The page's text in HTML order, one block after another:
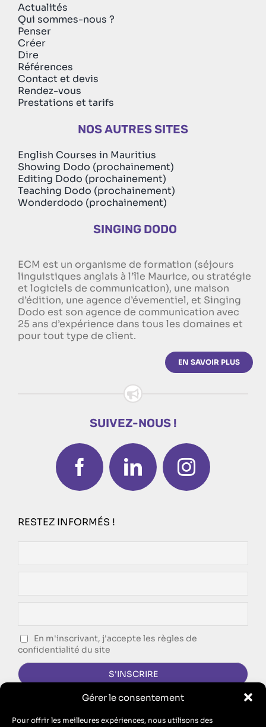
Gérer le consentement
Pour offrir les meilleures expériences, nous utilisons des
Actualités
Qui sommes-nous ?
Penser
Créer
Dire
Références
Contact et devis
Rendez-vous
Prestations et tarifs
NOS AUTRES SITES
English Courses in Mauritius
Showing Dodo (prochainement)
Editing Dodo (prochainement)
Teaching Dodo (prochainement)
Wonderdodo (prochainement)
SINGING DODO
ECM est un organisme de formation (séjours
linguistiques anglais à l’île Maurice, ou stratégie
et logiciels de communication), une maison
d’édition, une agence d’évementiel, et Singing
Dodo est son agence de communication avec
25 ans d’expérience dans tous les domaines et
pour tout type de client.
EN SAVOIR PLUS
SUIVEZ-NOUS !
RESTEZ INFORMÉS !
En m'inscrivant, j'accepte les règles de
confidentialité du site
CONTACTEZ-NOUS !